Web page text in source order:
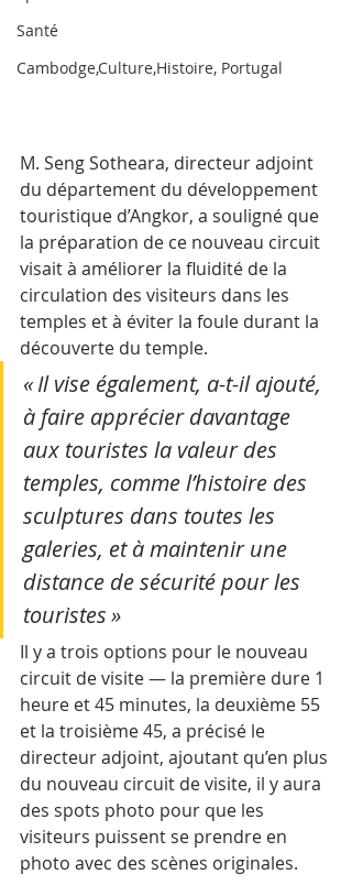
Santé
Cambodge,Culture,Histoire, Portugal
M. Seng Sotheara, directeur adjoint
du département du développement
touristique d’Angkor, a souligné que
la préparation de ce nouveau circuit
visait à améliorer la fluidité de la
circulation des visiteurs dans les
temples et à éviter la foule durant la
découverte du temple.
« Il vise également, a-t-il ajouté,
à faire apprécier davantage
aux touristes la valeur des
temples, comme l’histoire des
sculptures dans toutes les
galeries, et à maintenir une
distance de sécurité pour les
touristes »
Il y a trois options pour le nouveau
circuit de visite — la première dure 1
heure et 45 minutes, la deuxième 55
et la troisième 45, a précisé le
directeur adjoint, ajoutant qu’en plus
du nouveau circuit de visite, il y aura
des spots photo pour que les
visiteurs puissent se prendre en
photo avec des scènes originales.